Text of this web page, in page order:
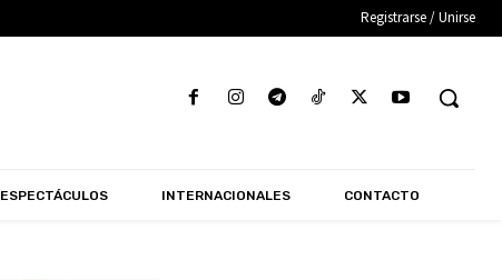
Registrarse / Unirse
ESPECTÁCULOS INTERNACIONALES CONTACTO